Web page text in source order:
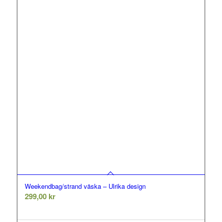
Weekendbag/strand väska – Ulrika design
299,00 kr